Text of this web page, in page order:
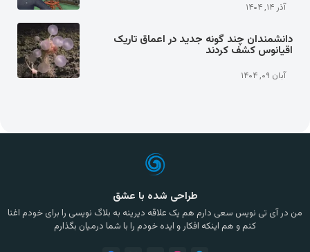
آذر ۱۴, ۱۴۰۴
دانشمندان چند گونه جدید در اعماق تاریک
اقیانوس کشف کردند
آبان ۰۹, ۱۴۰۴
طراحی شده با عشق
من در آی تی نویس سعی دارم هم یک علاقه دیرینه به بلاگ نویسی را برای خودم اغنا
کنم و هم اینکه افکار و ایده خودم را با شما درمیان بگذارم